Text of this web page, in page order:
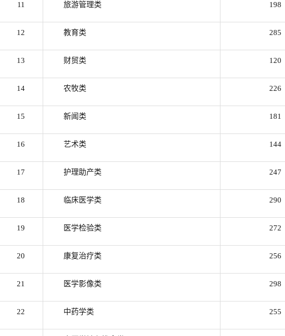
11 旅游管理类 198
12 教育类 285
13 财贸类 120
14 农牧类 226
15 新闻类 181
16 艺术类 144
17 护理助产类 247
18 临床医学类 290
19 医学检验类 272
20 康复治疗类 256
21 医学影像类 298
22 中药学类 255